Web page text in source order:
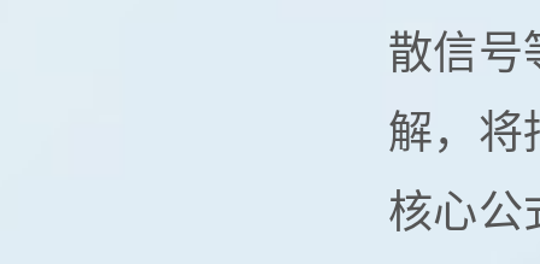
散信号
解，将
核心公